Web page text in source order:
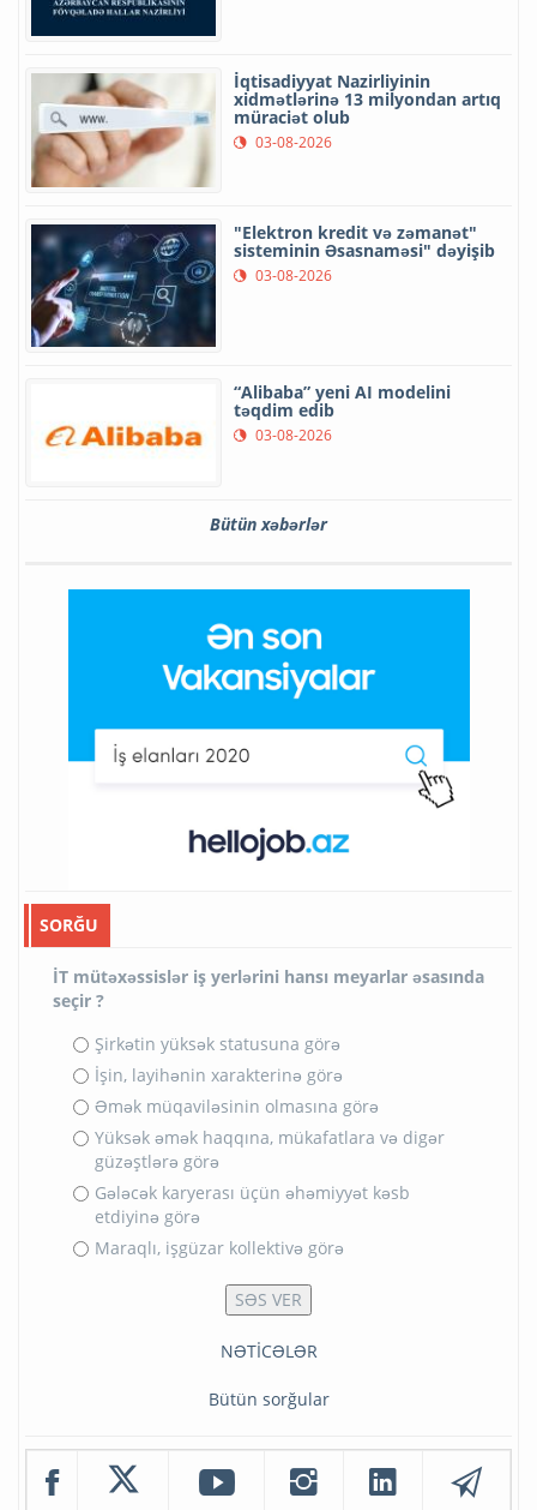
İqtisadiyyat Nazirliyinin
xidmətlərinə 13 milyondan artıq
müraciət olub
03-08-2026
"Elektron kredit və zəmanət"
sisteminin Əsasnaməsi" dəyişib
03-08-2026
“Alibaba” yeni AI modelini
təqdim edib
03-08-2026
Bütün xəbərlər
SORĞU
İT mütəxəssislər iş yerlərini hansı meyarlar əsasında
seçir ?
Şirkətin yüksək statusuna görə
İşin, layihənin xarakterinə görə
Əmək müqaviləsinin olmasına görə
Yüksək əmək haqqına, mükafatlara və digər
güzəştlərə görə
Gələcək karyerası üçün əhəmiyyət kəsb
etdiyinə görə
Maraqlı, işgüzar kollektivə görə
NƏTİCƏLƏR
Bütün sorğular